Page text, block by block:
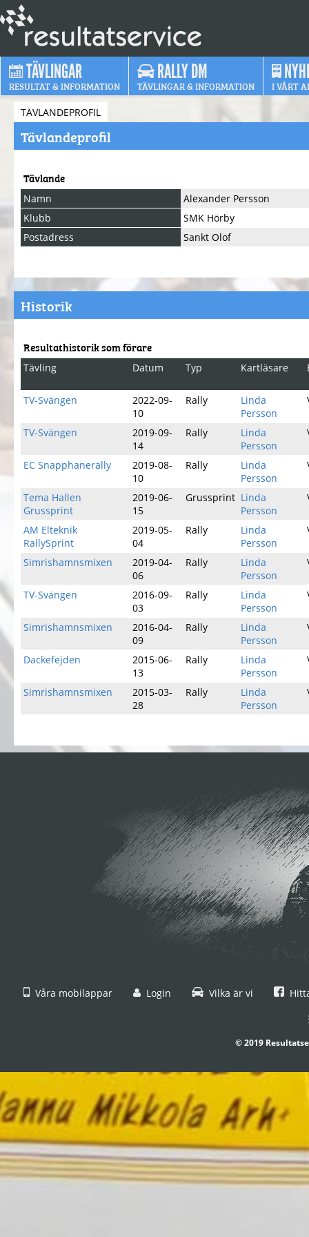
TÄVLINGAR
RESULTAT & INFORMATION
RALLY DM
TÄVLINGAR & INFORMATION I VÅRT
TÄVLANDEPROFIL
Tävlandeprofil
Tävlande
Namn
Alexander Persson
Klubb
SMK Hörby
Postadress
Sankt Olof
Historik
Resultathistorik som förare
Tävling Datum Typ Kartläsare
TV-Svängen
2022-09-
10
Rally
Linda
Persson
TV-Svängen
2019-09-
14
Rally
Linda
Persson
EC Snapphanerally
2019-08-
10
Rally
Linda
Persson
Tema Hallen
Grussprint
2019-06-
15
Grussprint Linda
Persson
AM Elteknik
RallySprint
2019-05-
04
Rally
Linda
Persson
Simrishamnsmixen
2019-04-
06
Rally
Linda
Persson
TV-Svängen
2016-09-
03
Rally
Linda
Persson
Simrishamnsmixen
2016-04-
09
Rally
Linda
Persson
Dackefejden
2015-06-
13
Rally
Linda
Persson
Simrishamnsmixen
2015-03-
28
Rally
Linda
Persson
Våra mobilappar Login Vilka är vi
© 2019